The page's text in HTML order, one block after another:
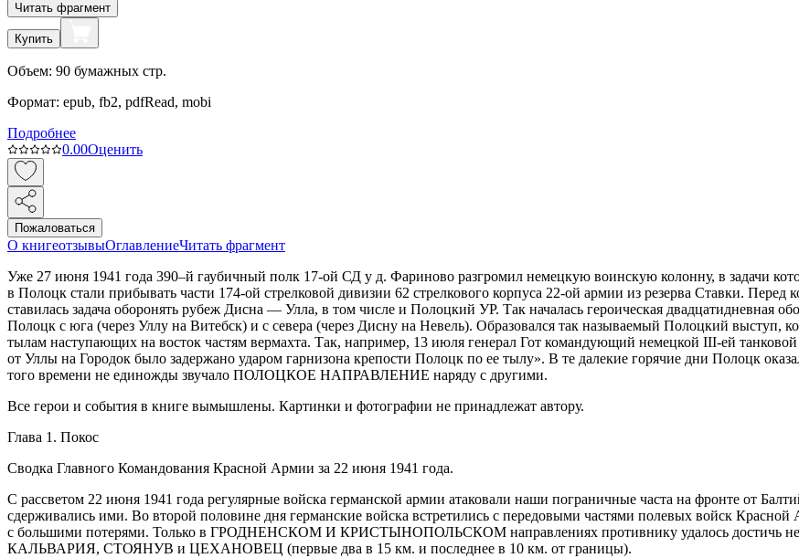
Читать фрагмент
Купить
Объем: 90 бумажных стр.
Формат: epub, fb2, pdfRead, mobi
Подробнее
0.00Оценить
Пожаловаться
О книгеотзывыОглавлениеЧитать фрагмент
Уже 27 июня 1941 года 390–й гаубичный полк 17-ой СД у д. Фариново разгромил немецкую воинскую колонну, в задачи
в Полоцк стали прибывать части 174-ой стрелковой дивизии 62 стрелкового корпуса 22-ой армии из резерва Ставки.
ставилась задача оборонять рубеж Дисна — Улла, в том числе и Полоцкий УР. Так началась героическая двадцатидневная
Полоцк с юга (через Уллу на Витебск) и с севера (через Дисну на Невель). Образовался так называемый Полоцкий выступ,
тылам наступающих на восток частям вермахта. Так, например, 13 июля генерал Гот командующий немецкой III-ей
от Уллы на Городок было задержано ударом гарнизона крепости Полоцк по ее тылу». В те далекие горячие дни Полоцк
того времени не единожды звучало ПОЛОЦКОЕ НАПРАВЛЕНИЕ наряду с другими.
Все герои и события в книге вымышлены. Картинки и фотографии не принадлежат автору.
Глава 1. Покос
Сводка Главного Командования Красной Армии за 22 июня 1941 года.
С рассветом 22 июня 1941 года регулярные войска германской армии атаковали наши пограничные часта на фронте от
сдерживались ими. Во второй половине дня германские войска встретились с передовыми частями полевых войск
с большими потерями. Только в ГРОДНЕНСКОМ И КРИСТЫНОПОЛЬСКОМ направлениях противнику удалось достичь
КАЛЬВАРИЯ, СТОЯНУВ и ЦЕХАНОВЕЦ (первые два в 15 км. и последнее в 10 км. от границы).